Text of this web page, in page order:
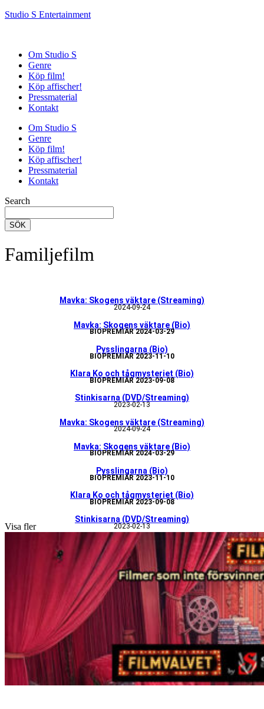
Studio S Entertainment
Om Studio S
Genre
Köp film!
Köp affischer!
Pressmaterial
Kontakt
Om Studio S
Genre
Köp film!
Köp affischer!
Pressmaterial
Kontakt
Search
SÖK
Familjefilm
Mavka: Skogens väktare (Streaming)
2024-09-24
Mavka: Skogens väktare (Bio)
BIOPREMIÄR 2024-03-29
Pysslingarna (Bio)
BIOPREMIÄR 2023-11-10
Klara Ko och tågmysteriet (Bio)
BIOPREMIÄR 2023-09-08
Stinkisarna (DVD/Streaming)
2023-02-13
Mavka: Skogens väktare (Streaming)
2024-09-24
Mavka: Skogens väktare (Bio)
BIOPREMIÄR 2024-03-29
Pysslingarna (Bio)
BIOPREMIÄR 2023-11-10
Klara Ko och tågmysteriet (Bio)
BIOPREMIÄR 2023-09-08
Stinkisarna (DVD/Streaming)
2023-02-13
Visa fler